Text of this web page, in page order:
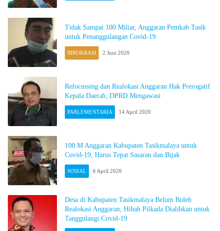
Tidak Sampai 100 Miliar, Anggaran Pemkab Tasik
untuk Penanggulangan Covid-19
BIROKRASI 2 Juni 2020
Refocussing dan Realokasi Anggaran Hak Prerogatif
Kepala Daerah, DPRD Mengawasi
PARLEMENTARIA 14 April 2020
100 M Anggaran Kabupaten Tasikmalaya untuk
Covid-19, Harus Tepat Sasaran dan Bijak
SOSIAL 6 April 2020
Desa di Kabupaten Tasikmalaya Belum Boleh
Realokasi Anggaran, Hibah Pilkada Dialihkan untuk
Tanggulangi Covid-19